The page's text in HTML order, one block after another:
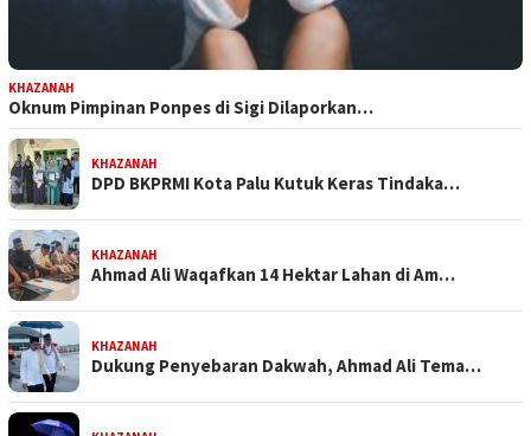
KHAZANAH
Oknum Pimpinan Ponpes di Sigi Dilaporkan…
KHAZANAH
DPD BKPRMI Kota Palu Kutuk Keras Tindaka…
KHAZANAH
Ahmad Ali Waqafkan 14 Hektar Lahan di Am…
KHAZANAH
Dukung Penyebaran Dakwah, Ahmad Ali Tema…